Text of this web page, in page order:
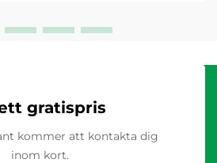
gratispris
kommer att kontakta dig
inom kort.